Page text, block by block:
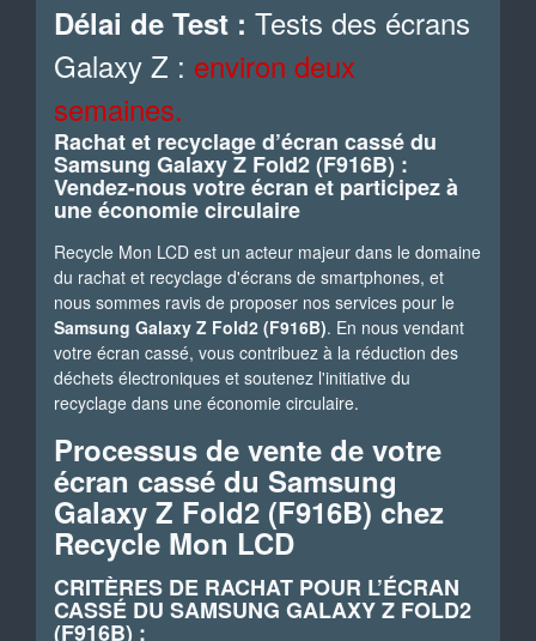
Délai de Test : Tests des écrans
Galaxy Z : environ deux
semaines.
Rachat et recyclage d’écran cassé du
Samsung Galaxy Z Fold2 (F916B) :
Vendez-nous votre écran et participez à
une économie circulaire
Recycle Mon LCD est un acteur majeur dans le domaine
du rachat et recyclage d'écrans de smartphones, et
nous sommes ravis de proposer nos services pour le
Samsung Galaxy Z Fold2 (F916B). En nous vendant
votre écran cassé, vous contribuez à la réduction des
déchets électroniques et soutenez l'initiative du
recyclage dans une économie circulaire.
Processus de vente de votre
écran cassé du Samsung
Galaxy Z Fold2 (F916B) chez
Recycle Mon LCD
CRITÈRES DE RACHAT POUR L’ÉCRAN
CASSÉ DU SAMSUNG GALAXY Z FOLD2
(F916B) :